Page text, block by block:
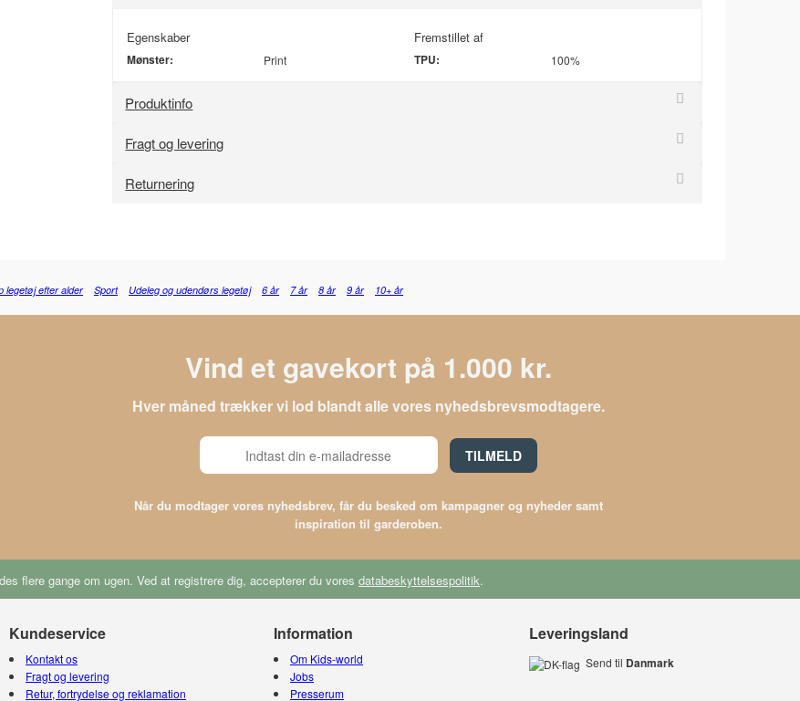
Egenskaber
Mønster: Print
Fremstillet af
TPU: 100%
Produktinfo
Fragt og levering
Returnering
legetøj efter alder Sport Udeleg og udendørs legetøj 6 år 7 år 8 år 9 år 10+ år
Vind et gavekort på 1.000 kr.
Hver måned trækker vi lod blandt alle vores nyhedsbrevsmodtagere.
TILMELD
Når du modtager vores nyhedsbrev, får du besked om kampagner og nyheder samt
inspiration til garderoben.
flere gange om ugen. Ved at registrere dig, accepterer du vores databeskyttelsespolitik.
Kundeservice
Kontakt os
Fragt og levering
Retur, fortrydelse og reklamation
Information
Om Kids-world
Jobs
Presserum
Leveringsland
Send til Danmark